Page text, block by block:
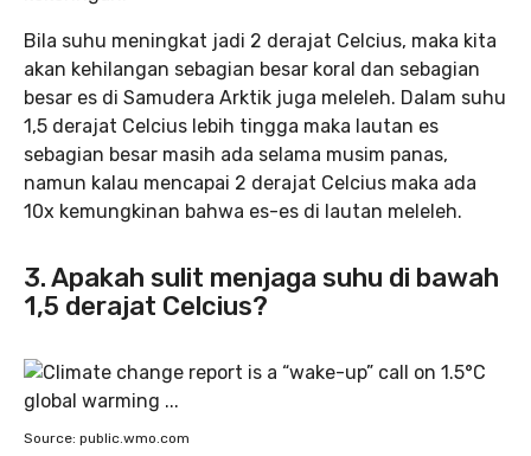
Bila suhu meningkat jadi 2 derajat Celcius, maka kita
akan kehilangan sebagian besar koral dan sebagian
besar es di Samudera Arktik juga meleleh. Dalam suhu
1,5 derajat Celcius lebih tingga maka lautan es
sebagian besar masih ada selama musim panas,
namun kalau mencapai 2 derajat Celcius maka ada
10x kemungkinan bahwa es-es di lautan meleleh.
3. Apakah sulit menjaga suhu di bawah
1,5 derajat Celcius?
Source: public.wmo.com